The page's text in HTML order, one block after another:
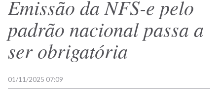
Emissão da NFS-e pelo
padrão nacional passa a
ser obrigatória
01/11/2025 07:09